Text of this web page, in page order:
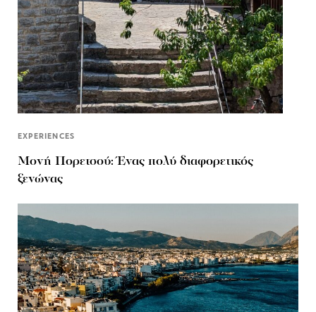
EXPERIENCES
Μονή Πορετσού: Ένας πολύ διαφορετικός
ξενώνας